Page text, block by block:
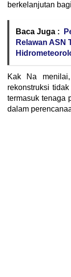
berkelanjutan
Baca Juga :
Relawan ASN
Kak Na
rekonstruksi
termasuk tenaga
dalam